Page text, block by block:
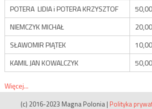
POTERA LIDIA i POTERA KRZYSZTOF
50,00
NIEMCZYK MICHAŁ
20,00
SŁAWOMIR PIĄTEK
10,00
KAMIL JAN KOWALCZYK
50,00
Więcej...
(c) 2016-2023 Magna Polonia | Polityka